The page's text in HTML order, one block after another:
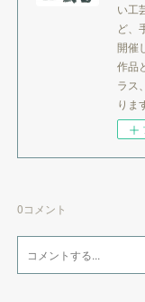
い工
ど、
開催
作品
ラス
りま
0コメント